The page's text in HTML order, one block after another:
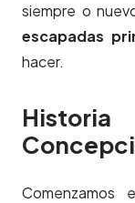
siempre o
escapadas
hacer.
Comenzamos